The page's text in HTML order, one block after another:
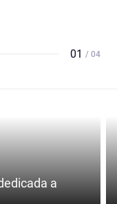
01 / 04
a